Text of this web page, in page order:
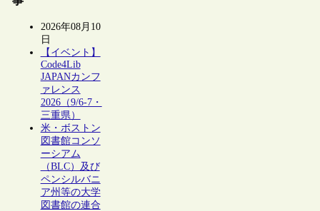
2026年08月10
日
【イベント】
Code4Lib
JAPANカンフ
ァレンス
2026（9/6-7・
三重県）
米・ボストン
図書館コンソ
ーシアム
（BLC）及び
ペンシルバニ
ア州等の大学
図書館の連合